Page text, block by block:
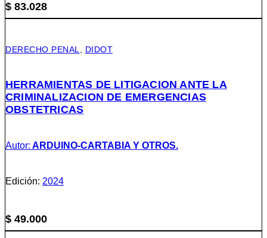
$ 83.028
DERECHO PENAL DIDOT
HERRAMIENTAS DE LITIGACION ANTE LA
CRIMINALIZACION DE EMERGENCIAS
OBSTETRICAS
Autor: ARDUINO-CARTABIA Y OTROS.
Edición: 2024
$ 49.000